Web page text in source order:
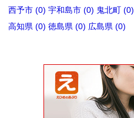
西予市 (0) 宇和島市 (0) 鬼北町 (0)
高知県 (0) 徳島県 (0) 広島県 (0)